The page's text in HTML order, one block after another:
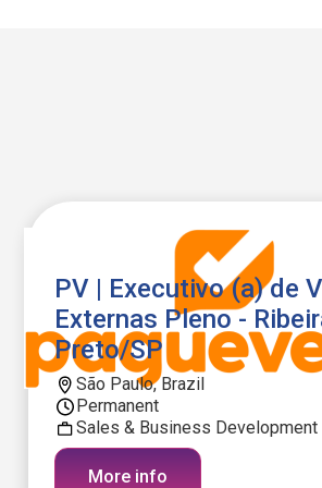
PV | Executivo (a) de
Externas Pleno -
Preto/SP
São Paulo, Brazil
Permanent
Sales & Business Development
More info